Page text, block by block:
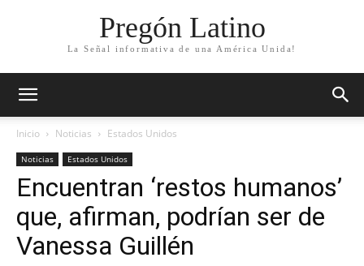
Pregón Latino
La Señal informativa de una América Unida!
Inicio Noticias Estados Unidos
Noticias Estados Unidos
Encuentran ‘restos humanos’
que, afirman, podrían ser de
Vanessa Guillén